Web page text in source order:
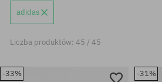
adidas
Liczba produktów: 45 / 45
-33% -31%